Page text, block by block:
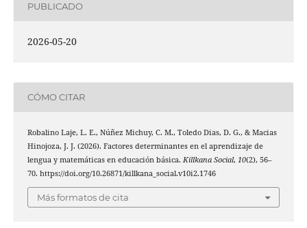
PUBLICADO
2026-05-20
CÓMO CITAR
Robalino Laje, L. E., Núñez Michuy, C. M., Toledo Dias, D. G., & Macias
Hinojoza, J. J. (2026). Factores determinantes en el aprendizaje de
lengua y matemáticas en educación básica. Killkana Social, 10(2), 56–
70. https://doi.org/10.26871/killkana_social.v10i2.1746
Más formatos de cita